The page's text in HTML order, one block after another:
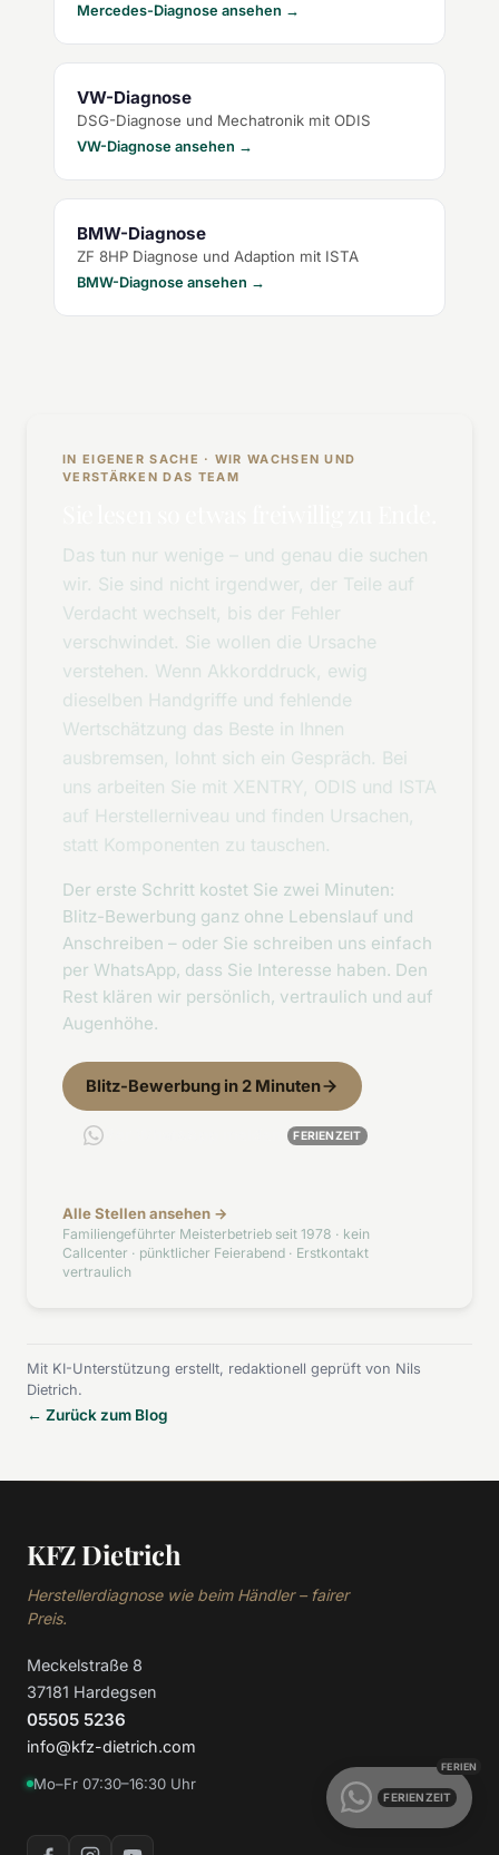
Mercedes-Diagnose ansehen →
VW-Diagnose
DSG-Diagnose und Mechatronik mit ODIS
VW-Diagnose ansehen →
BMW-Diagnose
ZF 8HP Diagnose und Adaption mit ISTA
BMW-Diagnose ansehen →
IN EIGENER SACHE · WIR WACHSEN UND
VERSTÄRKEN DAS TEAM
Das tun nur wenige – und genau die suchen
wir. Sie sind nicht irgendwer, der Teile auf
Verdacht wechselt, bis der Fehler
verschwindet. Sie wollen die Ursache
verstehen. Wenn Akkorddruck, ewig
dieselben Handgriffe und fehlende
Wertschätzung das Beste in Ihnen
ausbremsen, lohnt sich ein Gespräch. Bei
uns arbeiten Sie mit XENTRY, ODIS und ISTA
auf Herstellerniveau und finden Ursachen,
statt Komponenten zu tauschen.
Der erste Schritt kostet Sie zwei Minuten:
Blitz-Bewerbung ganz ohne Lebenslauf und
Anschreiben – oder Sie schreiben uns einfach
per WhatsApp, dass Sie Interesse haben. Den
Rest klären wir persönlich, vertraulich und auf
Augenhöhe.
Blitz-Bewerbung in 2 Minuten
FERIENZEIT
Alle Stellen ansehen →
Familiengeführter Meisterbetrieb seit 1978 · kein
Callcenter · pünktlicher Feierabend · Erstkontakt
vertraulich
Mit KI-Unterstützung erstellt, redaktionell geprüft von Nils
Dietrich.
← Zurück zum Blog
KFZ Dietrich
Herstellerdiagnose wie beim Händler – fairer
Preis.
Meckelstraße 8
37181 Hardegsen
05505 5236
info@kfz-dietrich.com
Mo–Fr 07:30–16:30 Uhr
FERIENZEIT